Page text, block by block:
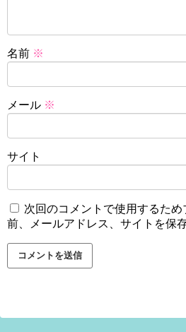
名前 ※
メール ※
サイト
次回のコメントで使用するた
前、メールアドレス、サイトを保存